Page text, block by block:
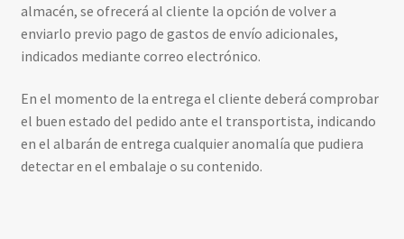
almacén, se ofrecerá al cliente la opción de volver a
enviarlo previo pago de gastos de envío adicionales,
indicados mediante correo electrónico.
En el momento de la entrega el cliente deberá comprobar
el buen estado del pedido ante el transportista, indicando
en el albarán de entrega cualquier anomalía que pudiera
detectar en el embalaje o su contenido.